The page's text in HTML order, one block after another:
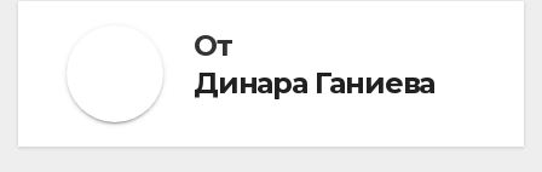
От
Динара Ганиева